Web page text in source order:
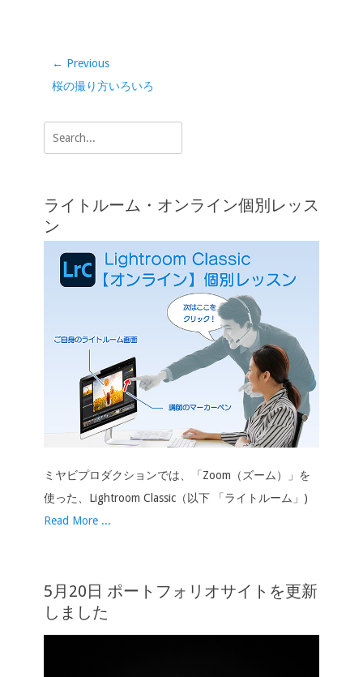
b
o
o
k
er
dI
n n
投
稿
ビ
ゲ
ョ
ン
← Previous
Previous
桜の撮り方いろいろ
Search
for:
ライトルーム・オンライン個別レッス
ン
ミヤビプロダクションでは、「Zoom（ズーム）」を
使った、Lightroom Classic（以下 「ライトルーム」)
Read More ...
5月20日 ポートフォリオサイトを更新
しました